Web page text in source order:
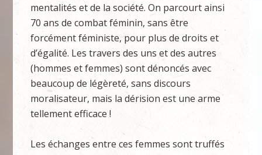
mentalités et de la société. On parcourt ainsi
70 ans de combat féminin, sans être
forcément féministe, pour plus de droits et
d’égalité. Les travers des uns et des autres
(hommes et femmes) sont dénoncés avec
beaucoup de légèreté, sans discours
moralisateur, mais la dérision est une arme
tellement efficace !
Les échanges entre ces femmes sont truffés